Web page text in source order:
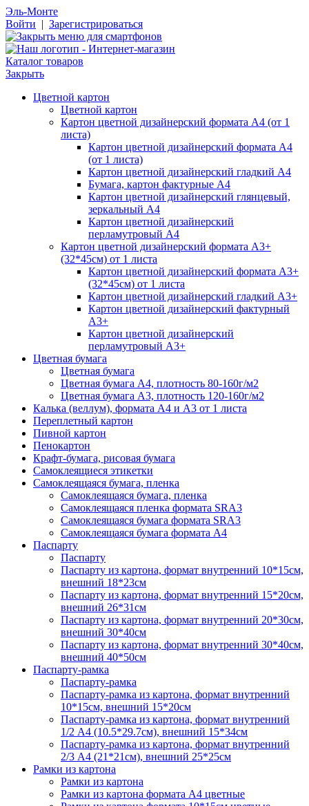
Эль-Монте
Войти | Зарегистрироваться
Каталог товаров
Закрыть
Цветной картон
Цветной картон
Картон цветной дизайнерский формата А4 (от 1
листа)
Картон цветной дизайнерский формата А4
(от 1 листа)
Картон цветной дизайнерский гладкий А4
Бумага, картон фактурные А4
Картон цветной дизайнерский глянцевый,
зеркальный А4
Картон цветной дизайнерский
перламутровый А4
Картон цветной дизайнерский формата А3+
(32*45см) от 1 листа
Картон цветной дизайнерский формата А3+
(32*45см) от 1 листа
Картон цветной дизайнерский гладкий А3+
Картон цветной дизайнерский фактурный
А3+
Картон цветной дизайнерский
перламутровый А3+
Цветная бумага
Цветная бумага
Цветная бумага А4, плотность 80-160г/м2
Цветная бумага А3, плотность 120-160г/м2
Калька (веллум), формата А4 и А3 от 1 листа
Переплетный картон
Пивной картон
Пенокартон
Крафт-бумага, рисовая бумага
Самоклеящиеся этикетки
Самоклеящаяся бумага, пленка
Самоклеящаяся бумага, пленка
Самоклеящаяся пленка формата SRА3
Самоклеящаяся бумага формата SRА3
Самоклеящаяся бумага формата А4
Паспарту
Паспарту
Паспарту из картона, формат внутренний 10*15см,
внешний 18*23см
Паспарту из картона, формат внутренний 15*20см,
внешний 26*31см
Паспарту из картона, формат внутренний 20*30см,
внешний 30*40см
Паспарту из картона, формат внутренний 30*40см,
внешний 40*50см
Паспарту-рамка
Паспарту-рамка
Паспарту-рамка из картона, формат внутренний
10*15см, внешний 15*20см
Паспарту-рамка из картона, формат внутренний
1/2 А4 (10.5*29.7см), внешний 15*34см
Паспарту-рамка из картона, формат внутренний
2/3 А4 (21*21см), внешний 25*25см
Рамки из картона
Рамки из картона
Рамки из картона формата А4 цветные